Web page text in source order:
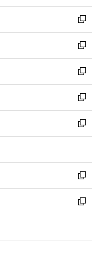
開
く
ウ
で
開
く
ン
ド
ウ
で
開
く
ウ
ィ
ン
ド
ウ
で
開
く
新
し
い
ウ
ィ
ン
ド
ウ
で
開
新
し
い
ウ
ィ
ン
ド
ウ
開
く
新
し
い
ウ
ィ
ン
ウ
で
開
く
新
し
い
ウ
ン
ド
ウ
で
新
し
ウ
ィ
ン
ド
開
新
し
い
ン
新
ウ